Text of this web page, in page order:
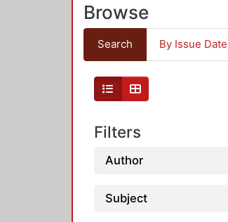
Browse
Search By Issue Date
Filters
Author
Subject